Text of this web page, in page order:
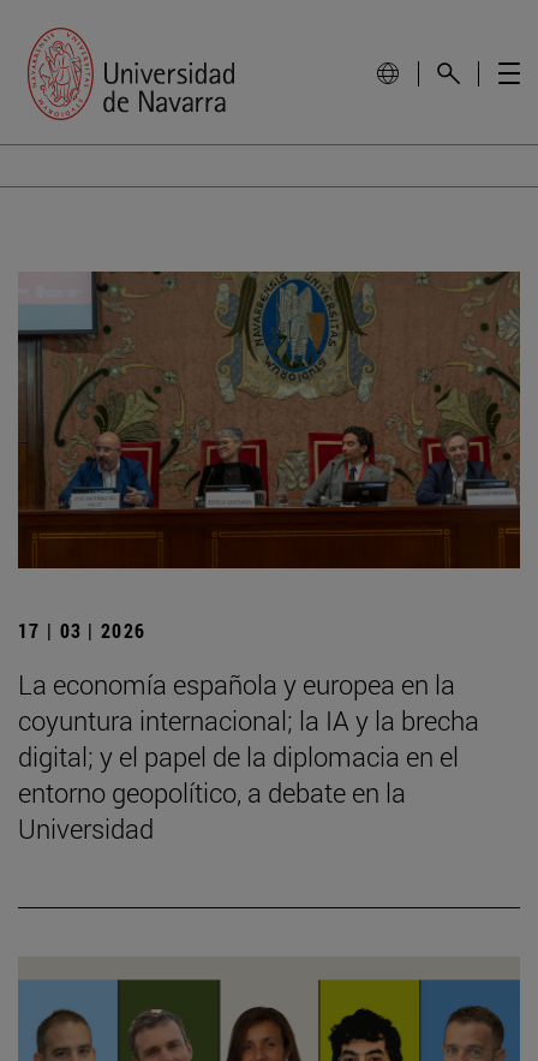
17 | 03 | 2026
La economía española y europea en la
coyuntura internacional; la IA y la brecha
digital; y el papel de la diplomacia en el
entorno geopolítico, a debate en la
Universidad